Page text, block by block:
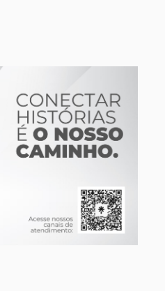
13° 12°
13° 13°